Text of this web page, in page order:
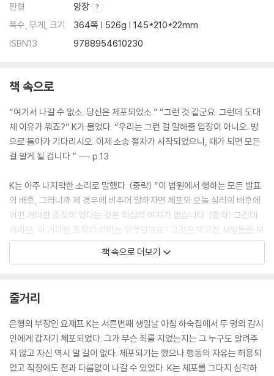
판형
양장
쪽수, 무게, 크기
364쪽 | 526g | 145*210*22mm
ISBN13
9788954610230
책 속으로
“여기서 나갈 수 없소. 당신은 체포되었소.” “그런 것 같군요. 그런데 도대
체 이유가 뭐죠?” K가 물었다. “우리는 그런 걸 말해줄 입장이 아니오. 방
으로 돌아가 기다리시오. 이제 소송 절차가 시작되었으니, 때가 되면 모든
걸 알게 될 겁니다.” --- p.13
K는 아주 나지막한 소리로 말했다. (중략) “이 법원에서 행하는 모든 발표
의 배후, 그러니까 제 경우에 비추어 말하자면 체포와 오늘 심리의 배후에
어떤 거대한 조직이 있다는 것은 의심의 여지가 없습니다. (중략) 그런데
여러분, 이 거대한 조직의 의미는 무엇일까요? 그것은 무고한 사람들을 체
포하고, 그들을 상대로 무의미하며 제 경우에서처럼 대개 아무 성과도 없
는 소송을 벌이는 것입니다.” --- p.65
에 품었던 경멸감은 더 이상 통하지 않았다. 그가 세상에 혼자 사는 것이라
면 소송 같은 건 가볍게 무시할 수도 있었을 것이다. (중략) 그러나 지금은
숙부가 별써 그를 변호사에게 끌고 왔으며, 집안과 가족들도 고려해야 하
는 처지에 있었다. (중략) 그는 소송의 한복판에 서서 자신을 방어해야 했
다. --- pp.154~155
책 속으로 더보기
줄거리
은행의 부장인 요제프 K는 서른번째 생일날 아침 하숙집에서 두 명의 감시
인에게 갑자기 체포되었다. 그가 무슨 죄를 지었는지는 그 누구도 알려주
지 않고 자신 역시 알 길이 없다. 체포되기는 했으나 행동의 자유는 허용되
었고 직장에도 전과 다름없이 나갈 수 있었다. K는 체포를 그다지 심각하